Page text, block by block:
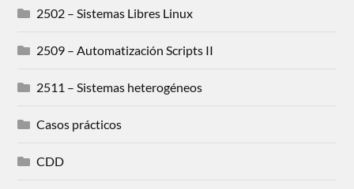
2502 – Sistemas Libres Linux
2509 – Automatización Scripts II
2511 – Sistemas heterogéneos
Casos prácticos
CDD